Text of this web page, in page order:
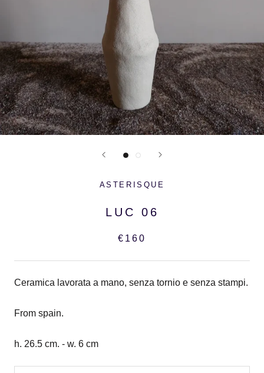
ASTERISQUE
LUC 06
€160
Ceramica lavorata a mano, senza tornio e senza stampi.
From spain.
h. 26.5 cm. - w. 6 cm